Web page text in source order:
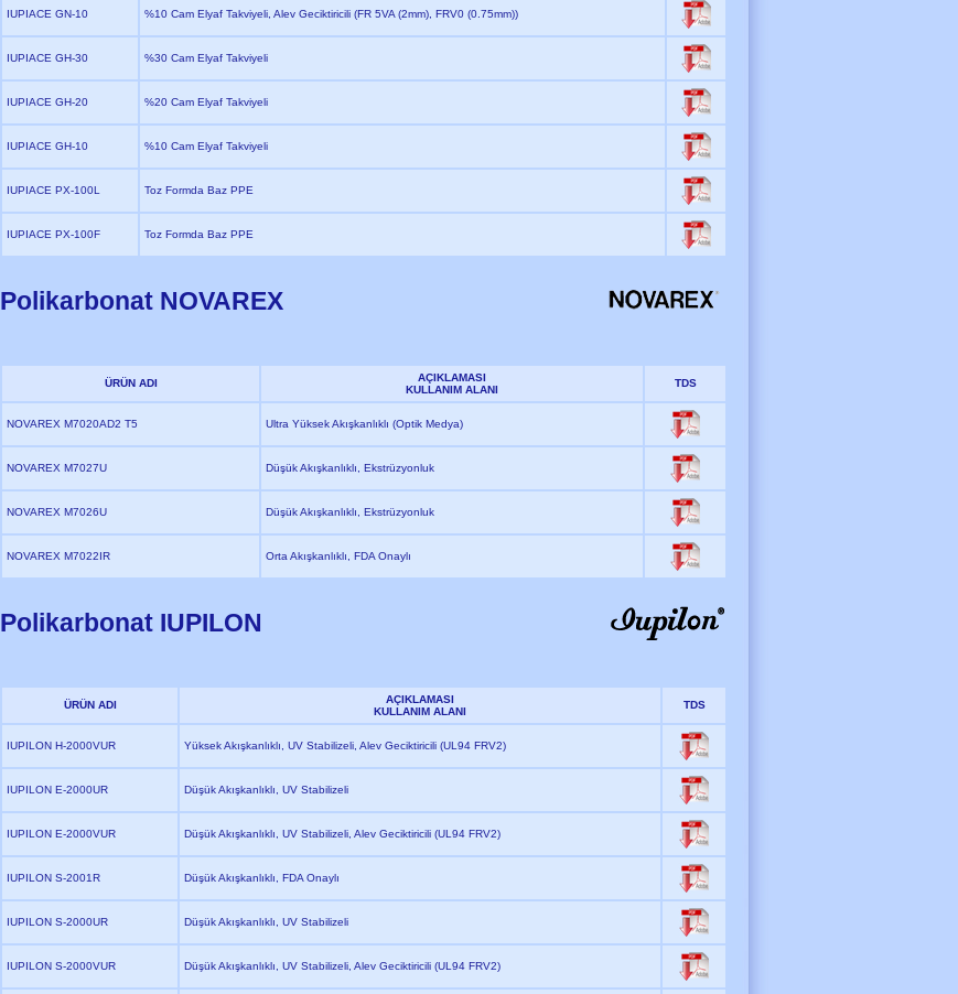
IUPIACE GN-10 %10 Cam Elyaf Takviyeli, Alev Geciktiricili (FR 5VA (2mm), FRV0 (0.75mm))
IUPIACE GH-30 %30 Cam Elyaf Takviyeli
IUPIACE GH-20 %20 Cam Elyaf Takviyeli
IUPIACE GH-10 %10 Cam Elyaf Takviyeli
IUPIACE PX-100L Toz Formda Baz PPE
IUPIACE PX-100F Toz Formda Baz PPE
Polikarbonat NOVAREX
ÜRÜN ADI
AÇIKLAMASI
KULLANIM ALANI
TDS
NOVAREX M7020AD2 T5 Ultra Yüksek Akışkanlıklı (Optik Medya)
NOVAREX M7027U Düşük Akışkanlıklı, Ekstrüzyonluk
NOVAREX M7026U Düşük Akışkanlıklı, Ekstrüzyonluk
NOVAREX M7022IR Orta Akışkanlıklı, FDA Onaylı
Polikarbonat IUPILON
ÜRÜN ADI
AÇIKLAMASI
KULLANIM ALANI
TDS
IUPILON H-2000VUR Yüksek Akışkanlıklı, UV Stabilizeli, Alev Geciktiricili (UL94 FRV2)
IUPILON E-2000UR Düşük Akışkanlıklı, UV Stabilizeli
IUPILON E-2000VUR Düşük Akışkanlıklı, UV Stabilizeli, Alev Geciktiricili (UL94 FRV2)
IUPILON S-2001R Düşük Akışkanlıklı, FDA Onaylı
IUPILON S-2000UR Düşük Akışkanlıklı, UV Stabilizeli
IUPILON S-2000VUR Düşük Akışkanlıklı, UV Stabilizeli, Alev Geciktiricili (UL94 FRV2)